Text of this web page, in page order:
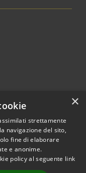
© 2026 • Comune di
• Powered by
×
strettamente
navigazione del sito,
fine di elaborare
e anonime.
policy al seguente link